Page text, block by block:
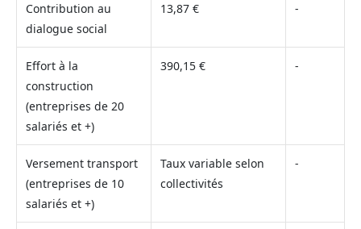
Contribution au
dialogue social
13,87 € -
Effort à la
construction
(entreprises de 20
salariés et +)
390,15 € -
Versement transport
(entreprises de 10
salariés et +)
Taux variable selon
collectivités
-